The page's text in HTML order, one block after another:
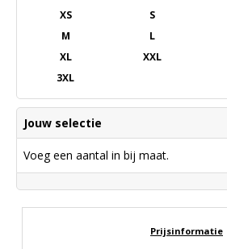
XS
S
M
L
XL
XXL
3XL
Jouw selectie
Voeg een aantal in bij maat.
Prijsinformatie